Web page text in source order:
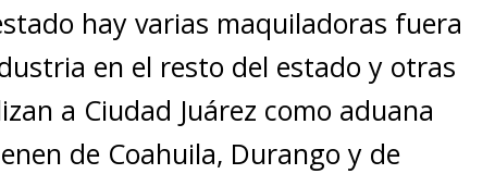
hay varias maquiladoras fuera
en el resto del estado y otras
a Ciudad Juárez como aduana
de Coahuila, Durango y de